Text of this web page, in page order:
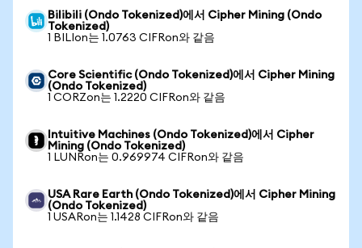
Bilibili (Ondo Tokenized)에서 Cipher Mining (Ondo
Tokenized)
1 BILIon는 1.0763 CIFRon와 같음
Core Scientific (Ondo Tokenized)에서 Cipher Mining
(Ondo Tokenized)
1 CORZon는 1.2220 CIFRon와 같음
Intuitive Machines (Ondo Tokenized)에서 Cipher
Mining (Ondo Tokenized)
1 LUNRon는 0.969974 CIFRon와 같음
USA Rare Earth (Ondo Tokenized)에서 Cipher Mining
(Ondo Tokenized)
1 USARon는 1.1428 CIFRon와 같음